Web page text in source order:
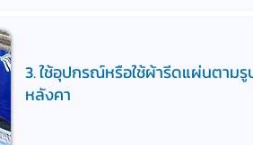
3. ใช้อุปกรณ์หรือใช้ผ้ารีดแผ่นตามรู
หลังคา